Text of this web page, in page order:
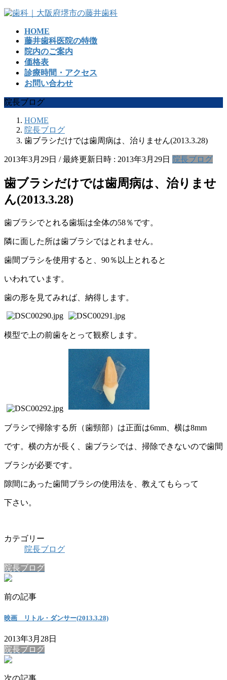
コ
ッ
プ
ナ
移
動
HOME
藤井歯科医院の特徴
院内のご案内
価格表
診療時間・アクセス
お問い合わせ
院長ブログ
HOME
院長ブログ
歯ブラシだけでは歯周病は、治りません(2013.3.28)
2013年3月29日 / 最終更新日時 : 2013年3月29日 院長ブログ
歯ブラシだけでは歯周病は、治りませ
ん(2013.3.28)
歯ブラシでとれる歯垢は全体の58％です。
隣に面した所は歯ブラシではとれません。
歯間ブラシを使用すると、90％以上とれると
いわれています。
歯の形を見てみれば、納得します。
模型で上の前歯をとって観察します。
ブラシで掃除する所（歯頸部）は正面は6mm、横は8mm
です。横の方が長く、歯ブラシでは、掃除できないので歯間
ブラシが必要です。
隙間にあった歯間ブラシの使用法を、教えてもらって
下さい。
カテゴリー
院長ブログ
院長ブログ
前の記事
映画 リトル・ダンサー(2013.3.28)
2013年3月28日
院長ブログ